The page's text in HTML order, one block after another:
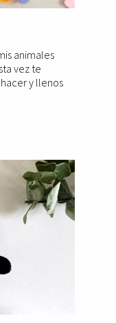
animales
vez te
y llenos